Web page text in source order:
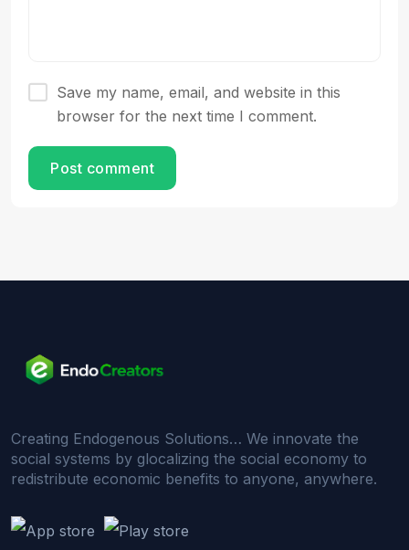
Save my name, email, and website in this
browser for the next time I comment.
Post comment
Creating Endogenous Solutions… We innovate the
social systems by glocalizing the social economy to
redistribute economic benefits to anyone, anywhere.